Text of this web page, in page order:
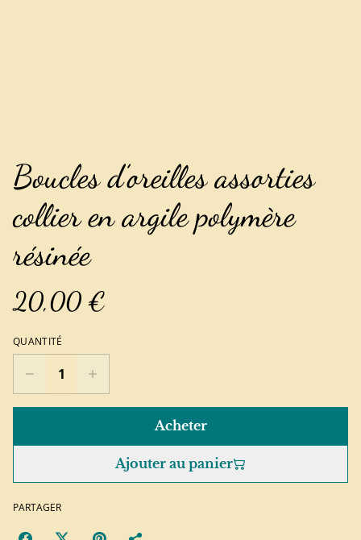
Boucles d’oreilles assorties
collier en argile polymère
résinée
20,00 €
QUANTITÉ
Acheter
Ajouter au panier
PARTAGER